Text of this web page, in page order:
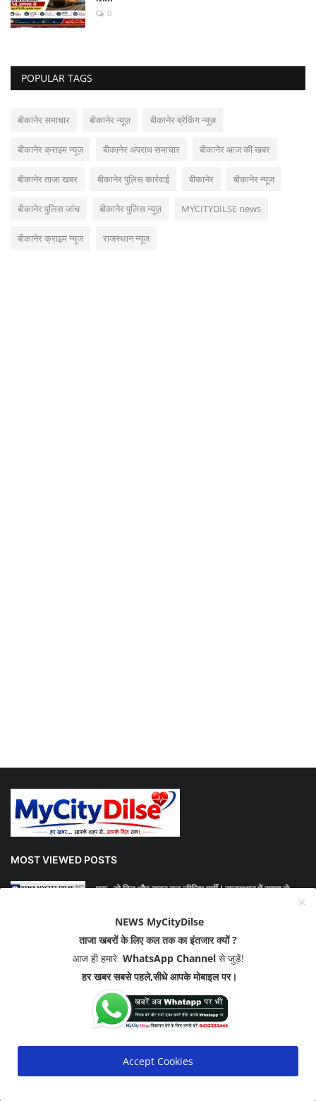
0
POPULAR TAGS
बीकानेर समाचार बीकानेर न्यूज़ बीकानेर ब्रेकिंग न्यूज़
बीकानेर क्राइम न्यूज़ बीकानेर अपराध समाचार बीकानेर आज की खबर
बीकानेर ताजा खबर बीकानेर पुलिस कार्रवाई बीकानेर बीकानेर न्यूज
बीकानेर पुलिस जांच बीकानेर पुलिस न्यूज़ MYCITYDILSE news
बीकानेर क्राइम न्यूज राजस्थान न्यूज
MOST VIEWED POSTS
एक- दो दिन और सहन कर लीजिए गर्मी ! राजस्थान में समय से ...
दो बीवियों के साथ रहेगा जीजा, एक साली और दूसरी घरवाली, ...
बीकानेर में घर में घुसकर आधा दर्जन लोगों ने धारदार हथिय...
NEWS MyCityDilse
ताजा खबरों के लिए कल तक का इंतजार क्यों ?
आज ही हमारे WhatsApp Channelसे जुड़ें!
हर खबर सबसे पहले,सीधे आपके मोबाइल पर।
Accept Cookies